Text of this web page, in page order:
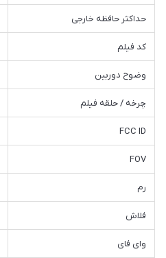
حداکثر حافظه خارجی
کد فیلم
وضوح دوربین
چرخه / حلقه فیلم
FCC ID
FOV
رم
فلاش
وای فای